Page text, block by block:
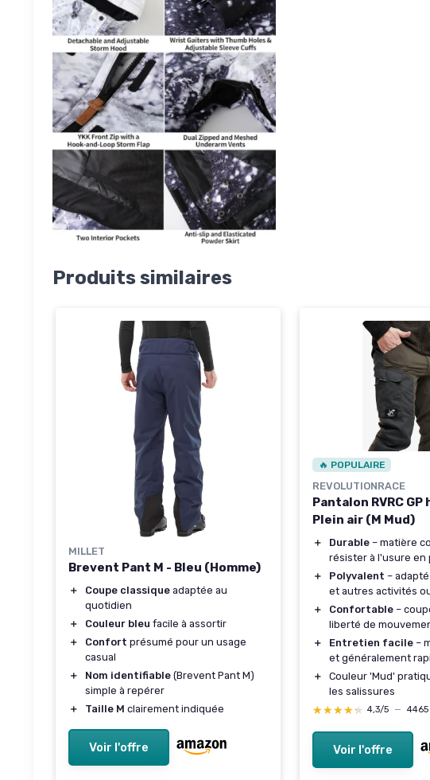
Produits similaires
MILLET
Brevent Pant M - Bleu (Homme)
＋ Coupe classique adaptée au
quotidien
＋
Couleur bleu facile à assortir
＋
Confort présumé pour un usage
casual
＋
Nom identifiable (Brevent Pant M)
simple à repérer
＋
Taille M clairement indiquée
Voir l'offre
🔥 POPULAIRE
REVOLUTIONRACE
Pantalon RVRC GP
Plein air (M Mud)
＋ Durable – matière
résister à l'usure en
＋
Polyvalent –
et autres activités
＋
Confortable –
liberté de
＋
Entretien facile –
et généralement
＋
Couleur 'Mud'
les salissures
★★★★★
★★★★★ 4,3/5 — 4465
Voir l'offre